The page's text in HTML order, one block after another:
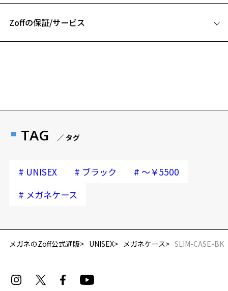
フレームとレンズの合計料金を知りたい方へ
Zoffの保証/サービス
商品不良により生じた破損等の不具合は、お渡し
日または発送日より１年間修理又は交換させて頂
延長されません。
安心2 視力測定無料
フレームの歪みやかかり具合の調整・クリーニン
TAG ／ タグ
# UNISEX # ブラック # ～￥5500
# メガネケース
メガネのZoff公式通販 UNISEX メガネケース SLIM-CASE-BK